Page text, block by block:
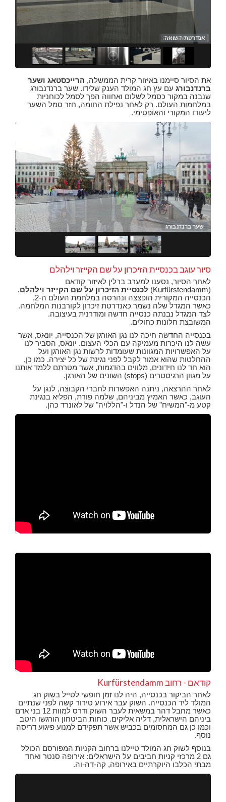
אנדרטת השואה
את הסיור סיימנו באיזור קרית הממשלה, הרייכסטאג ושער
ברנדנבורג עם עץ חג המולד הענק שלידו. שער ברנדנבורג
שנבנה במקור כסמל לשלום ואחווה הפך לסמל לכוחניות
במלחמות העולם. רק לאחר נפילת החומה, חזר סמל השער
ליעודו המקורי והאופטימי.
שער ברנדנבורג
סיור עוגב בכנסיית הזיכרון על שם הקייזר וילהלם
לאחר הסיור, נסענו למערב ברלין לאיזור קודאם
(Kurfürstendamm)
לכנסיית הזיכרון על שם הקייזר וילהלם.
הכנסייה המקורית הופצצה ונהרסה במלחמת העולם ה-2,
כאשר המגדל שלה נשמר כאנדרטת זיכרון לקורבנות המלחמה.
לצד המגדל נבנתה כנסייה חדשה ומודרנית בעיצובה.
המשובצת חלונות כחולים.
בכנסייה החדשה חיכה לנו נגן האורגן של הכנסייה, יונאס, אשר
עשה לנו היכרות מעמיקה עם הכלי העצום. יונאס, הסביר לנו
על האפשרויות המגוונות שעומדות לרשות נגן האורגן ועל
ההחלטות שהוא אמור לקבל לפני נגינת של כל יצירה. כמו כן,
הוא חד לנו חידונים, מלווים בהדגמות, אשר מטרתם ללמד אותנו
על מגוון הרגיסטרים (stops) השונים של האורגן.
לאחר ההרצאה, ניתנה האפשרות לחברי הקבוצה, לנגן על
העוגב, כאשר האמיץ מביניהם, שלמה פורת, הפליא בנגינת
קטע מ-"המשיח" של הנדל ו-"הללויה" של לאונרד כהן.
קודאם - רחוב Kurfürstendamm
לאחר הביקור בכנסייה, היה לנו זמן חופשי לטייל בשוק חג
המולד ליד הכנסייה. השוק עבר אירוע טירור קשה לפני שנתיים
כאשר מחבל דהר במשאית לעבר השוק ודרס למוות 12 בני אדם
ביניהם הישראלית, דליה אליקים. כוחות הביטחון הורגשו היטב
וכמו כן גם המחסומים בכביש אשר תפקידם למנוע פיגוע דריסה
נוסף.
בנוסף לשוק חג המולד טיילנו ברחוב הקניות המפורסם הכולל
גם 2 מרכזי קניות חביבים על הישראלים: אירופה סנטר ואחד
מבתי הכלבו היוקרתיים באירופה, קה-דה-וה.